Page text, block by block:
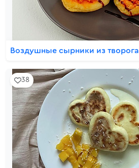
Воздушные сырники из творога
38